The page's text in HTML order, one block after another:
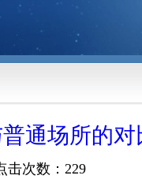
通场所的对
击次数：229